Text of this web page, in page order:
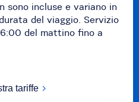
sono incluse e variano in
del viaggio. Servizio
del mattino fino a
tariffe